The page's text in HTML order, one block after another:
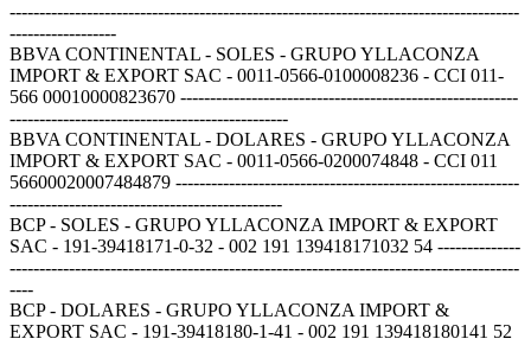
--------------------------------------------------------------------------------------
------------------
BBVA CONTINENTAL - SOLES - GRUPO YLLACONZA
IMPORT & EXPORT SAC - 0011-0566-0100008236 - CCI 011-
566 00010000823670 ---------------------------------------------------------
-----------------------------------------------
BBVA CONTINENTAL - DOLARES - GRUPO YLLACONZA
IMPORT & EXPORT SAC - 0011-0566-0200074848 - CCI 011
56600020007484879 ----------------------------------------------------------
----------------------------------------------
BCP - SOLES - GRUPO YLLACONZA IMPORT & EXPORT
SAC - 191-39418171-0-32 - 002 191 139418171032 54 --------------
--------------------------------------------------------------------------------------
----
BCP - DOLARES - GRUPO YLLACONZA IMPORT &
EXPORT SAC - 191-39418180-1-41 - 002 191 139418180141 52